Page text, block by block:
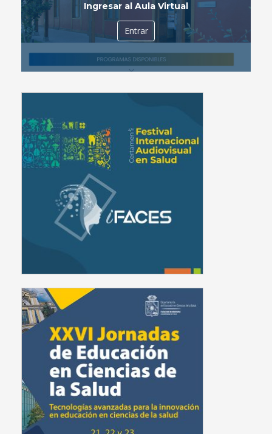
Ingresar al Aula Virtual
Entrar